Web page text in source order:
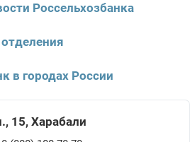
Россельхозбанкa
в городах России
15, Харабали